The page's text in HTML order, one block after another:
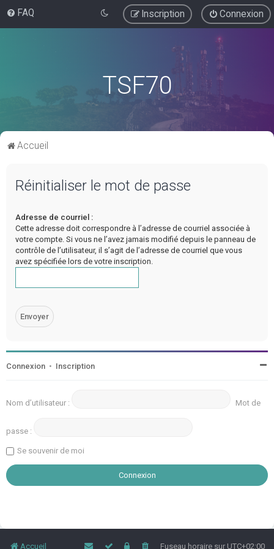
FAQ Connexion
Inscription
TSF70
Accueil
Réinitialiser le mot de passe
Adresse de courriel :
Cette adresse doit correspondre à l’adresse de courriel associée à
votre compte. Si vous ne l’avez jamais modifié depuis le panneau de
contrôle de l’utilisateur, il s’agit de l’adresse de courriel que vous
avez spécifiée lors de votre inscription.
Connexion • Inscription
Nom d’utilisateur : Mot de
passe :
Se souvenir de moi
Accueil Fuseau horaire sur UTC+02:00